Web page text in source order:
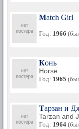
Match Girl
Год: 1966
Конь
Horse
Год: 1965
Тарзан и
Tarzan and
Год: 1964